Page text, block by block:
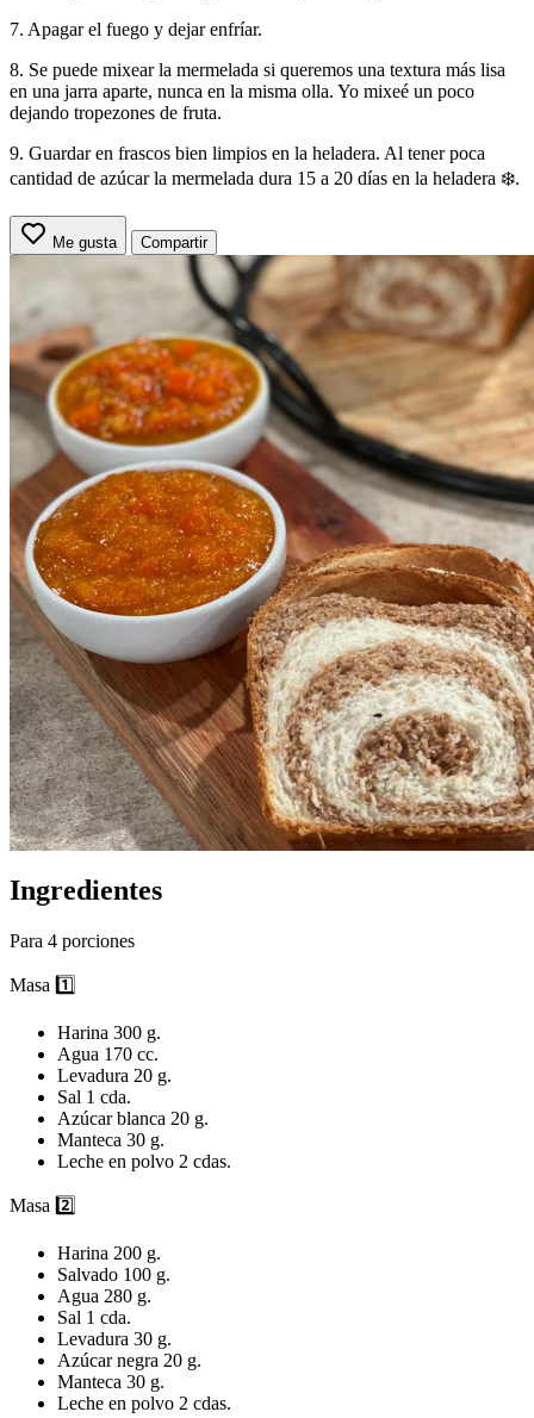
7. Apagar el fuego y dejar enfríar.
8. Se puede mixear la mermelada si queremos una textura más lisa
en una jarra aparte, nunca en la misma olla. Yo mixeé un poco
dejando tropezones de fruta.
9. Guardar en frascos bien limpios en la heladera. Al tener poca
cantidad de azúcar la mermelada dura 15 a 20 días en la heladera ❄️.
Me gusta Compartir
Ingredientes
Para 4 porciones
Masa 1️⃣
Harina 300 g.
Agua 170 cc.
Levadura 20 g.
Sal 1 cda.
Azúcar blanca 20 g.
Manteca 30 g.
Leche en polvo 2 cdas.
Masa 2️⃣
Harina 200 g.
Salvado 100 g.
Agua 280 g.
Sal 1 cda.
Levadura 30 g.
Azúcar negra 20 g.
Manteca 30 g.
Leche en polvo 2 cdas.